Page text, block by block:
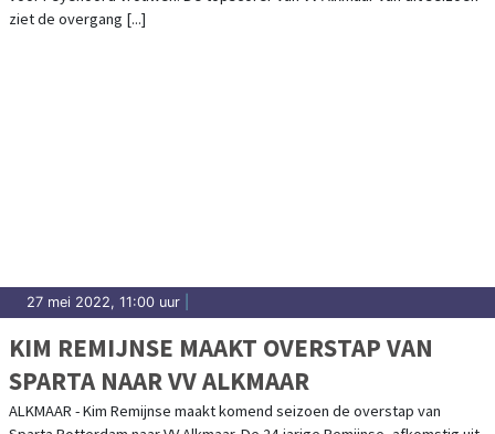
ziet de overgang [...]
27 mei 2022, 11:00 uur
KIM REMIJNSE MAAKT OVERSTAP VAN
SPARTA NAAR VV ALKMAAR
ALKMAAR - Kim Remijnse maakt komend seizoen de overstap van